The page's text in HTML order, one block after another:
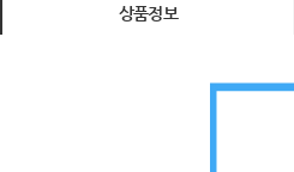
상품정보